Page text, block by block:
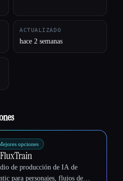
ACTUALIZADO
hace 2 semanas
opciones
de producción de IA de
para personajes, flujos de